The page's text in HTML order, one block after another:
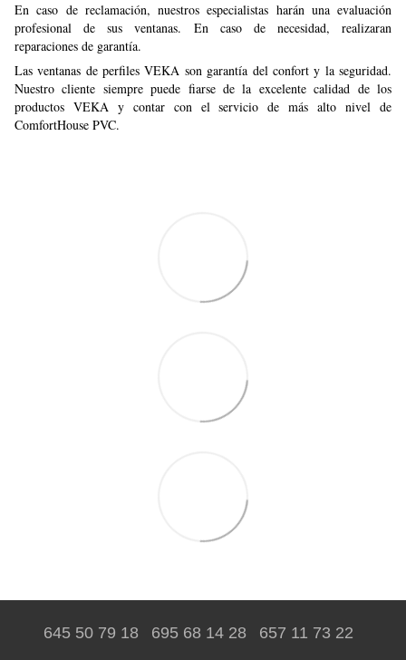
En caso de reclamación, nuestros especialistas harán una evaluación
profesional de sus ventanas. En caso de necesidad, realizaran
reparaciones de garantía.
Las ventanas de perfiles VEKA son garantía del confort y la seguridad.
Nuestro cliente siempre puede fiarse de la excelente calidad de los
productos VEKA y contar con el servicio de más alto nivel de
ComfortHouse PVC.
645 50 79 18 695 68 14 28 657 11 73 22